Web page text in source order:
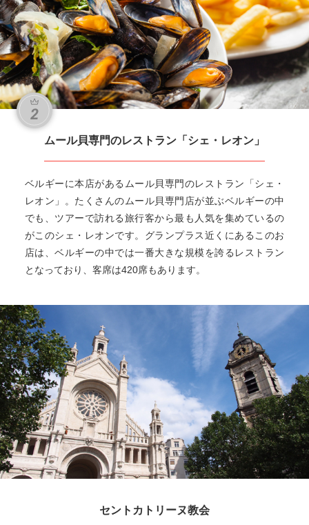
ムール貝専門のレストラン「シェ・レオン」
ベルギーに本店があるムール貝専門のレストラン「シェ・
レオン」。たくさんのムール貝専門店が並ぶベルギーの中
でも、ツアーで訪れる旅行客から最も人気を集めているの
がこのシェ・レオンです。グランプラス近くにあるこのお
店は、ベルギーの中では一番大きな規模を誇るレストラン
となっており、客席は420席もあります。
セントカトリーヌ教会